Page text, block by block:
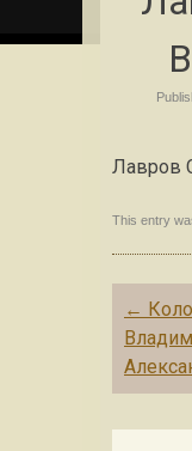
Лавров
This entry
Post
←